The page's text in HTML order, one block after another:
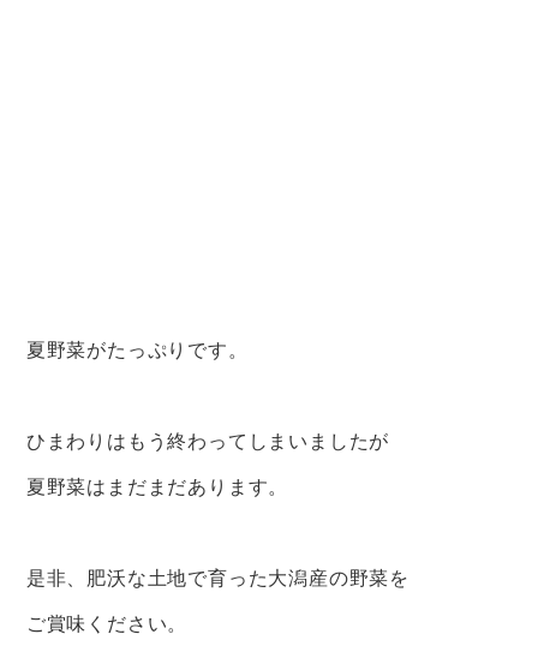
夏野菜がたっぷりです。
ひまわりはもう終わってしまいましたが
夏野菜はまだまだあります。
是非、肥沃な土地で育った大潟産の野菜を
ご賞味ください。